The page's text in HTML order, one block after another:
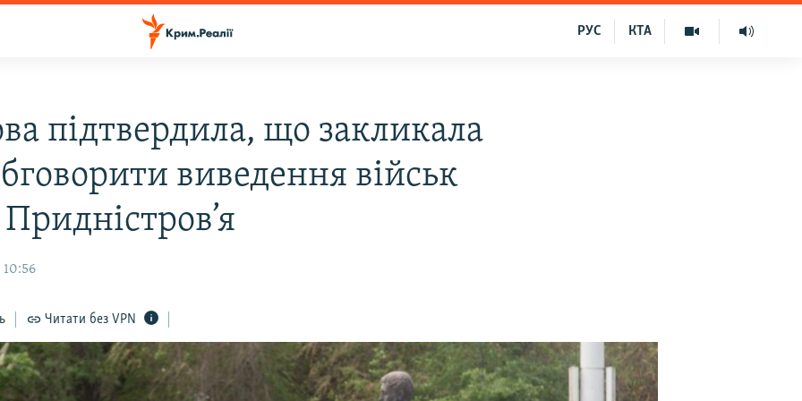
КТА
РУС
підтвердила, що закликала
виведення військ
Придністров’я
10:56
Читати без VPN